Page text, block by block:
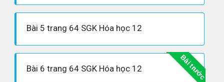
Bài 5 trang 64 SGK Hóa học 12
Bài trước
Bài 6 trang 64 SGK Hóa học 12